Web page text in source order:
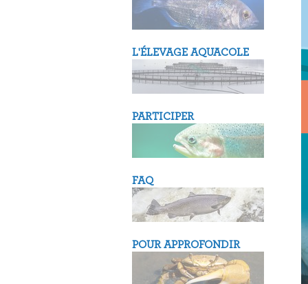
L'ÉLEVAGE AQUACOLE
PARTICIPER
FAQ
POUR APPROFONDIR